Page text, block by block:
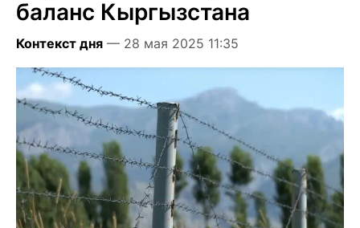
баланс Кыргызстана
Контекст дня — 28 мая 2025 11:35